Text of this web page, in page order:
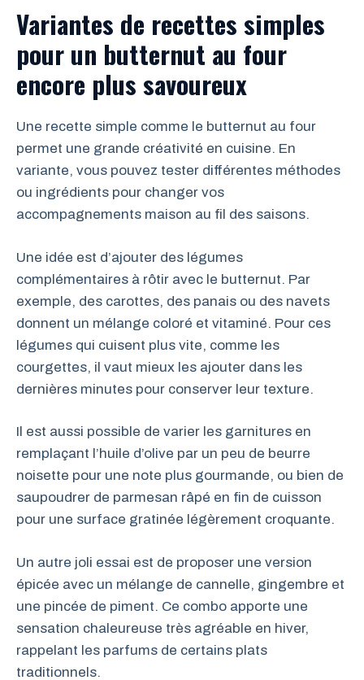
Variantes de recettes simples
pour un butternut au four
encore plus savoureux
Une recette simple comme le butternut au four
permet une grande créativité en cuisine. En
variante, vous pouvez tester différentes méthodes
ou ingrédients pour changer vos
accompagnements maison au fil des saisons.
Une idée est d’ajouter des légumes
complémentaires à rôtir avec le butternut. Par
exemple, des carottes, des panais ou des navets
donnent un mélange coloré et vitaminé. Pour ces
légumes qui cuisent plus vite, comme les
courgettes, il vaut mieux les ajouter dans les
dernières minutes pour conserver leur texture.
Il est aussi possible de varier les garnitures en
remplaçant l’huile d’olive par un peu de beurre
noisette pour une note plus gourmande, ou bien de
saupoudrer de parmesan râpé en fin de cuisson
pour une surface gratinée légèrement croquante.
Un autre joli essai est de proposer une version
épicée avec un mélange de cannelle, gingembre et
une pincée de piment. Ce combo apporte une
sensation chaleureuse très agréable en hiver,
rappelant les parfums de certains plats
traditionnels.